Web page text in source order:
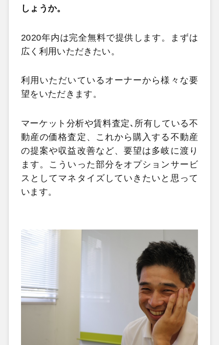
しょうか。
2020年内は完全無料で提供します。まずは
広く利用いただきたい。
利用いただいているオーナーから様々な要
望をいただきます。
マーケット分析や賃料査定､所有している不
動産の価格査定、これから購入する不動産
の提案や収益改善など、要望は多岐に渡り
ます。こういった部分をオプションサービ
スとしてマネタイズしていきたいと思って
います。